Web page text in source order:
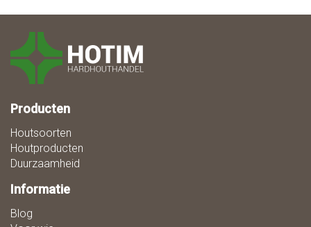
Producten
Houtsoorten
Houtproducten
Duurzaamheid
Informatie
Blog